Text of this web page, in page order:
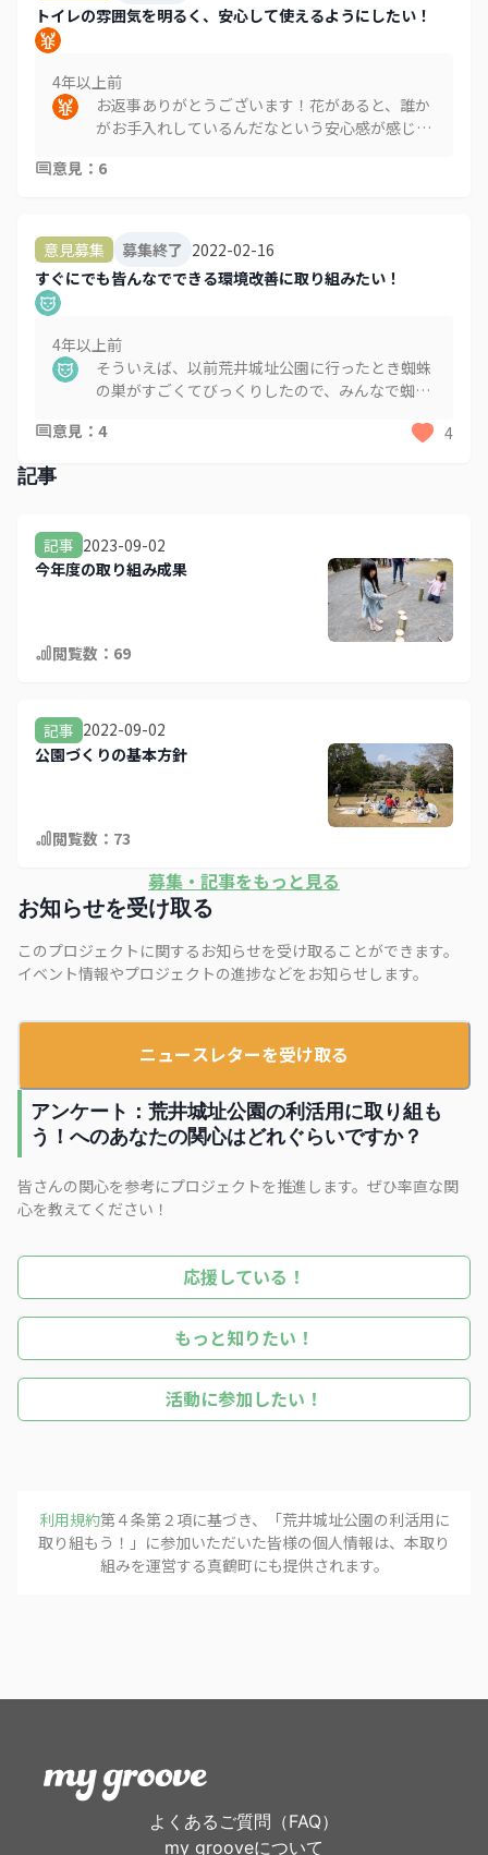
トイレの雰囲気を明るく、安心して使えるようにしたい！
4年以上前
お返事ありがとうございます！花があると、誰か
がお手入れしているんだなという安心感が感じら
す。 良い提案ありがとうございます！ 確かに暗
す。
意見 ： 6
意見募集 募集終了 2022-02-16
すぐにでも皆んなでできる環境改善に取り組みたい！
4年以上前
そういえば、以前荒井城址公園に行ったとき蜘蛛
の巣がすごくてびっくりしたので、みんなで蜘蛛
そうな気がしました💦
意見 ： 4 4
記事
記事 2023-09-02
今年度の取り組み成果
閲覧数： 69
記事 2022-09-02
公園づくりの基本方針
閲覧数： 73
募集・記事をもっと見る
お知らせを受け取る
このプロジェクトに関するお知らせを受け取ることができます。
イベント情報やプロジェクトの進捗などをお知らせします。
ニュースレターを受け取る
アンケート：荒井城址公園の利活用に取り組も
う！へのあなたの関心はどれぐらいですか？
皆さんの関心を参考にプロジェクトを推進します。ぜひ率直な関
心を教えてください！
応援している！
もっと知りたい！
活動に参加したい！
フォローする
利用規約第４条第２項に基づき、「荒井城址公園の利活用に
取り組もう！ 」に参加いただいた皆様の個人情報は、本取り
組みを運営する真鶴町にも提供されます。
よくあるご質問（FAQ）
my grooveについて